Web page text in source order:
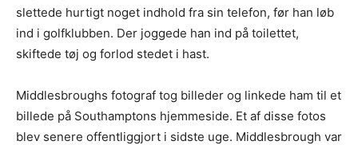
slettede hurtigt noget indhold fra sin telefon, før han løb
ind i golfklubben. Der joggede han ind på toilettet,
skiftede tøj og forlod stedet i hast.
Middlesbroughs fotograf tog billeder og linkede ham til et
billede på Southamptons hjemmeside. Et af disse fotos
blev senere offentliggjort i sidste uge. Middlesbrough var